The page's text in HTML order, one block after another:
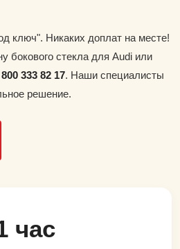
ключ". Никаких доплат на месте!
бокового стекла для Audi или
333 82 17. Наши специалисты
решение.
час